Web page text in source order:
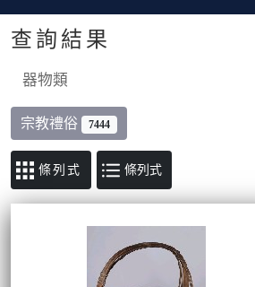
查詢結果
器物類
宗教禮俗 7444
條列式